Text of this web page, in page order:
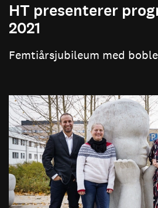
HT presenterer
2021
Femtiårsjubileum med